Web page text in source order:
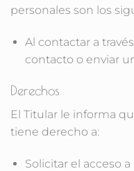
personales son los
Al contactar a
contacto o enviar
Derechos
El Titular le informa
tiene derecho a:
Solicitar el acceso